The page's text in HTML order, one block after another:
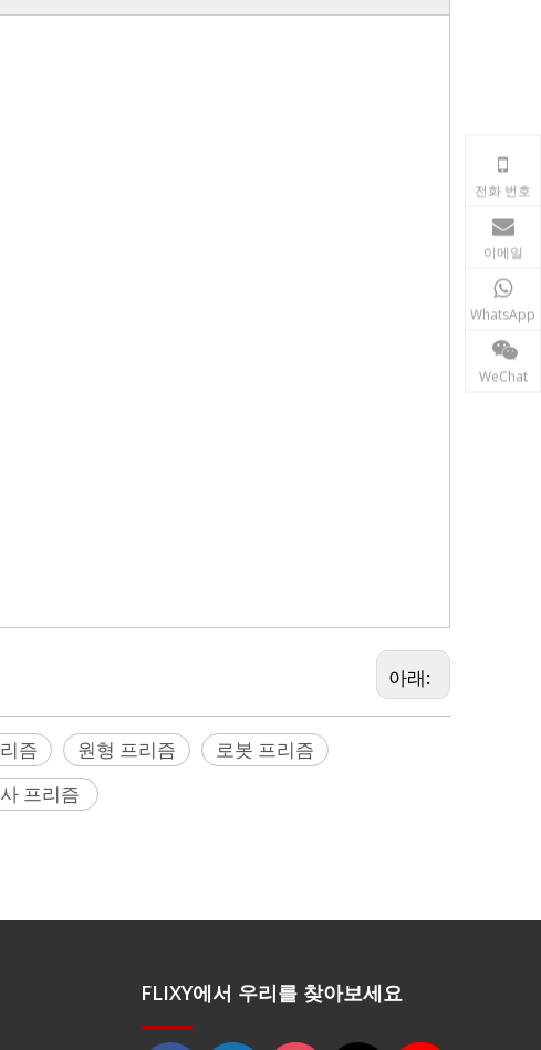
아래:
즘 원형 프리즘
로봇 프리즘
프리즘
전화 번호
이메일
WhatsApp
WeChat
FLIXY에서 우리를 찾아보세요